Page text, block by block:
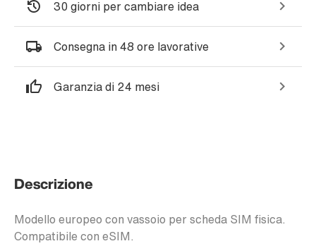
30 giorni per cambiare idea
Consegna in 48 ore lavorative
Garanzia di 24 mesi
Descrizione
Modello europeo con vassoio per scheda SIM fisica.
Compatibile con eSIM.